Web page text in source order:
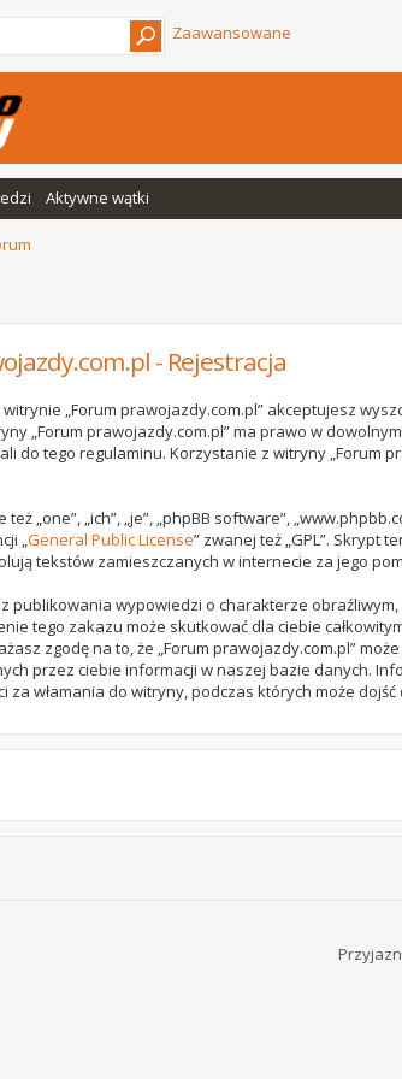
Zaawansowane
Aktywne wątki
- Rejestracja
„Forum prawojazdy.com.pl” akceptujesz
„Forum prawojazdy.com.pl” ma prawo w
do tego regulaminu. Korzystanie z witryny „Forum
„one”, „ich”, „je”, „phpBB software”,
„General Public License” zwanej też „GPL”. Skrypt
tekstów zamieszczanych w internecie za jego
publikowania wypowiedzi o charakterze
tego zakazu może skutkować dla ciebie
zgodę na to, że „Forum prawojazdy.com.pl”
przez ciebie informacji w naszej bazie danych.
za włamania do witryny, podczas których może